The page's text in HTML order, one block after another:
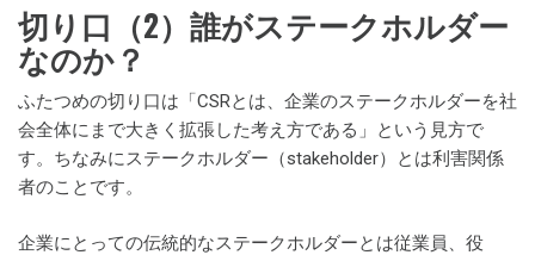
切り口（2）誰がステークホルダー
なのか？
ふたつめの切り口は「CSRとは、企業のステークホルダーを社
会全体にまで大きく拡張した考え方である」という見方で
す。ちなみにステークホルダー（stakeholder）とは利害関係
者のことです。
企業にとっての伝統的なステークホルダーとは従業員、役